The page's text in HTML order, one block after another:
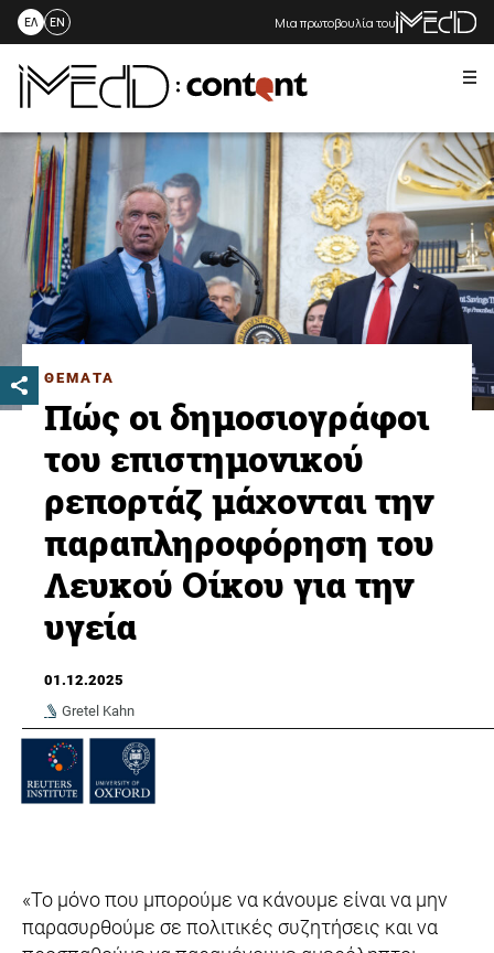
Skip
content
ΕΛ EN Μια πρωτοβουλία του
ΘΕΜΑΤΑ
Πώς οι δημοσιογράφοι
του επιστημονικού
ρεπορτάζ μάχονται την
παραπληροφόρηση του
Λευκού Οίκου για την
υγεία
01.12.2025
Gretel Kahn
«Το μόνο που μπορούμε να κάνουμε είναι να μην
παρασυρθούμε σε πολιτικές συζητήσεις και να